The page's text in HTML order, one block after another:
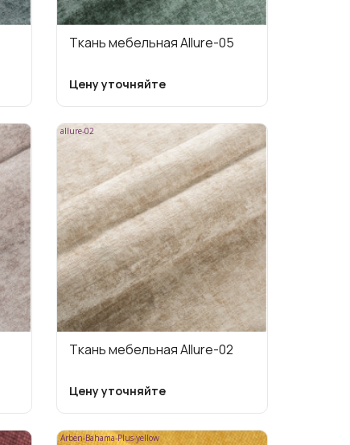
Ткань мебельная Allure-05
Цену уточняйте
allure-02
Ткань мебельная Allure-02
Цену уточняйте
Arben-Bahama-Plus-yellow